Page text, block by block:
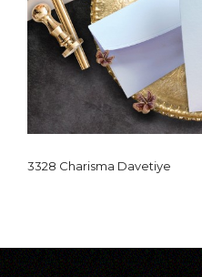
3328 Charisma Davetiye